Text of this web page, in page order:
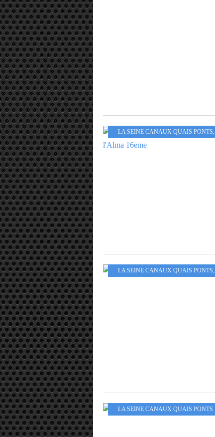
LA SEINE CANAUX QUAIS PONTS,
LA SEINE CANAUX QUAIS PONTS,
LA SEINE CANAUX QUAIS PONTS